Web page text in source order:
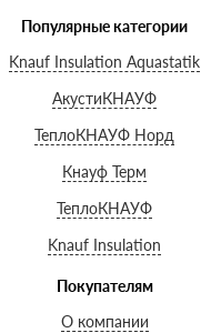
Популярные категории
Knauf Insulation Aquastatik
АкустиКНАУФ
ТеплоКНАУФ Норд
Кнауф Терм
ТеплоКНАУФ
Knauf Insulation
Покупателям
О компании